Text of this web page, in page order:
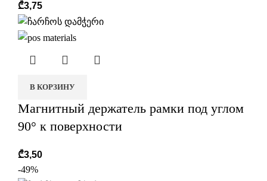
₾3,75
В КОРЗИНУ
Магнитный держатель рамки под углом
90° к поверхности
₾3,50
-49%